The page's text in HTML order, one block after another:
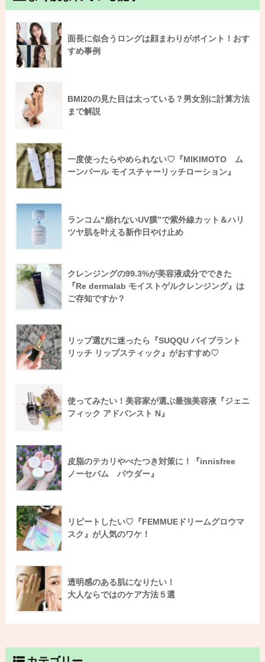
面長に似合うロングは顔まわりがポイント！おす
すめ事例
BMI20の見た目は太っている？男女別に計算方法
まで解説
一度使ったらやめられない♡『MIKIMOTO ム
ーンパール モイスチャーリッチローション』
ランコム“崩れないUV膜”で紫外線カット＆ハリ
ツヤ肌を叶える新作日やけ止め
クレンジングの99.3%が美容液成分でできた
『Re dermalab モイストゲルクレンジング』は
ご存知ですか？
リップ選びに迷ったら『SUQQU バイブラント
リッチ リップスティック』がおすすめ♡
使ってみたい！美容家が選ぶ最強美容液『ジェニ
フィック アドバンスト N』
皮脂のテカリやべたつき対策に！『innisfree
ノーセバム パウダー』
リピートしたい♡『FEMMUEドリームグロウマ
スク』が人気のワケ！
透明感のある肌になりたい！
大人ならではのケア方法５選